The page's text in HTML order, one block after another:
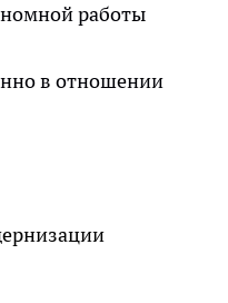
работы
в отношении